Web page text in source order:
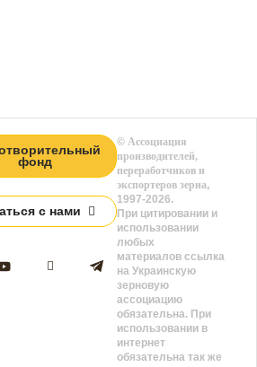
фонд
с нами
©Ассоциация
производителей,
переработчиков и
экспортеров зерна,
1997-2026.
При цитировании и
использовании
любых
материалов ссылка
на Украинскую
зерновую
ассоциацию
обязательна. При
использовании в
интернет
обязательна так же